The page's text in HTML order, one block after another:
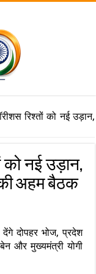
रिश्तों को नई उड़ान,
को नई उड़ान,
की अहम बैठक
देंगे दोपहर भोज, प्रदेश
और मुख्यमंत्री योगी